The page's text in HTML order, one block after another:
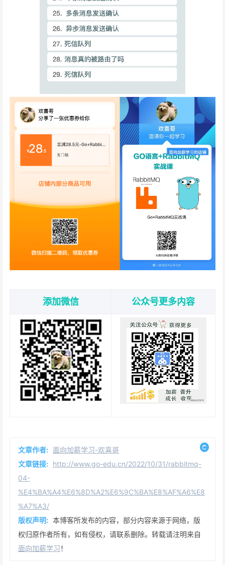
添加微信 公众号更多内容
文章作者: 面向加薪学习-欢喜哥
文章链接: http://www.go-edu.cn/2022/10/31/rabbitmq-
04-
%E4%BA%A4%E6%8D%A2%E6%9C%BA%E8%AF%A6%E8
%A7%A3/
版权声明: 本博客所发布的内容，部分内容来源于网络，版
权归原作者所有，如有侵权，请联系删除。转载请注明来自
面向加薪学习！